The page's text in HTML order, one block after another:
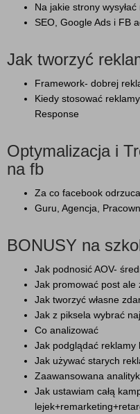
Na jakie strony wysyłać
SEO, Google Ads i FB
Jak tworzyć
Framework- dobrej
Kiedy stosować
Response
Optymalizacja i
na fb
Za co facebook
Guru, Agencja,
BONUSY na
Jak podnosić AOV-
Jak promować post ale
Jak tworzyć własne
Jak z piksela wybrać
Co analizować
Jak podglądać reklamy
Jak używać starych
Zaawansowana
Jak ustawiam całą